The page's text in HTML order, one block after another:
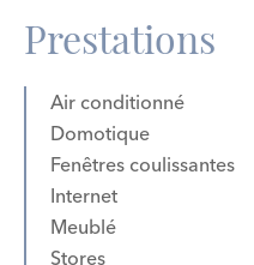
Prestations
Air conditionné
Domotique
Fenêtres coulissantes
Internet
Meublé
Stores